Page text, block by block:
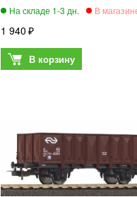
1 940